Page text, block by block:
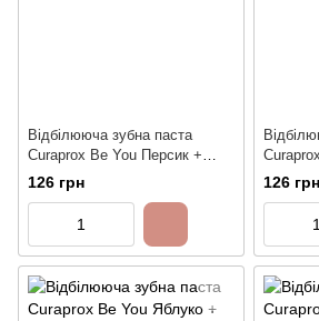
Відбілююча зубна паста
Curaprox Be You Персик +
Абрикос, 10ml
126 грн 126 грн